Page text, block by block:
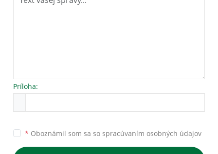
Príloha:
* Oboznámil som sa so spracúvaním osobných údajov